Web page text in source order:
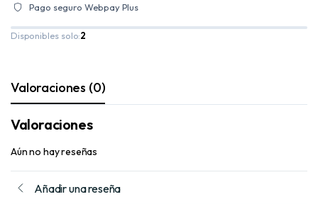
Pago seguro Webpay Plus
Disponibles solo:2
Valoraciones (0)
Valoraciones
Aún no hay reseñas
Añadir una reseña